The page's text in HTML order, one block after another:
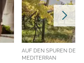
AUF DEN SPUREN DER
MEDITERRAN